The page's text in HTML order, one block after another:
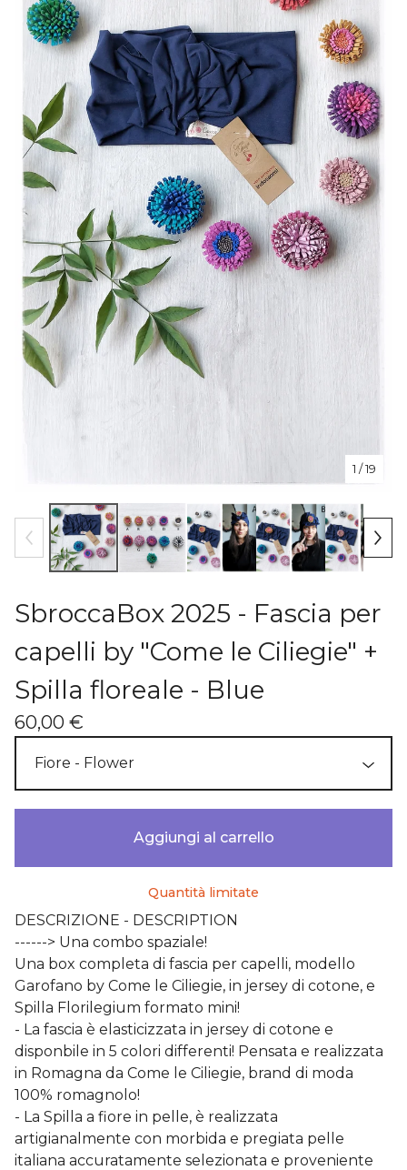
1 / 19
SbroccaBox 2025 - Fascia per
capelli by "Come le Ciliegie" +
Spilla floreale - Blue
60,00 €
Aggiungi al carrello
Quantità limitate
DESCRIZIONE - DESCRIPTION
------> Una combo spaziale!
Una box completa di fascia per capelli, modello
Garofano by Come le Ciliegie, in jersey di cotone, e
Spilla Florilegium formato mini!
- La fascia è elasticizzata in jersey di cotone e
disponbile in 5 colori differenti! Pensata e realizzata
in Romagna da Come le Ciliegie, brand di moda
100% romagnolo!
- La Spilla a fiore in pelle, è realizzata
artigianalmente con morbida e pregiata pelle
italiana accuratamente selezionata e proveniente